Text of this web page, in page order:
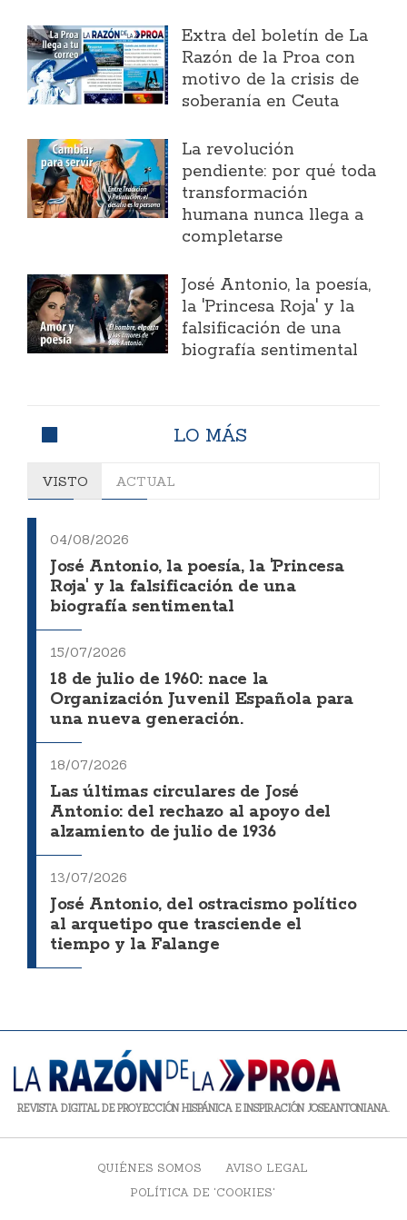
Extra del boletín de La
Razón de la Proa con
motivo de la crisis de
soberanía en Ceuta
La revolución
pendiente: por qué toda
transformación
humana nunca llega a
completarse
José Antonio, la poesía,
la 'Princesa Roja' y la
falsificación de una
biografía sentimental
LO MÁS
VISTO ACTUAL
04/08/2026
José Antonio, la poesía, la 'Princesa
Roja' y la falsificación de una
biografía sentimental
15/07/2026
18 de julio de 1960: nace la
Organización Juvenil Española para
una nueva generación.
18/07/2026
Las últimas circulares de José
Antonio: del rechazo al apoyo del
alzamiento de julio de 1936
13/07/2026
José Antonio, del ostracismo político
al arquetipo que trasciende el
tiempo y la Falange
REVISTA DIGITAL DE PROYECCIÓN HISPÁNICA E INSPIRACIÓN JOSEANTONIANA.
QUIÉNES SOMOS
AVISO LEGAL
POLÍTICA DE 'COOKIES'